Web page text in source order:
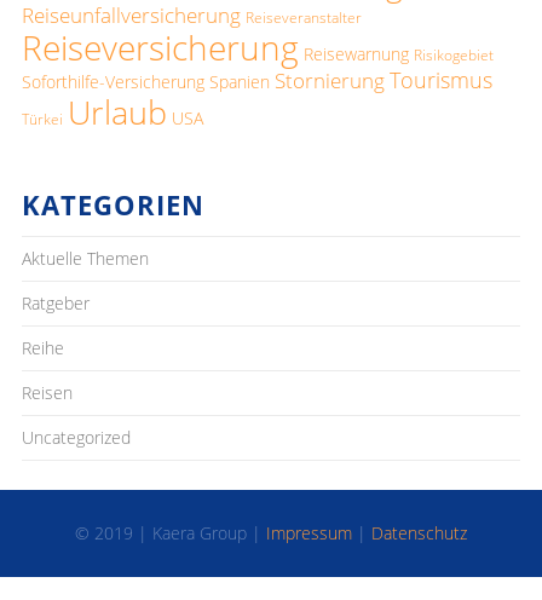
Reiseunfallversicherung Reiseveranstalter
Reiseversicherung Reisewarnung Risikogebiet
Soforthilfe-Versicherung Spanien StornierungTourismus
Türkei Urlaub USA
KATEGORIEN
Aktuelle Themen
Ratgeber
Reihe
Reisen
Uncategorized
© 2019 | Kaera Group | Impressum | Datenschutz